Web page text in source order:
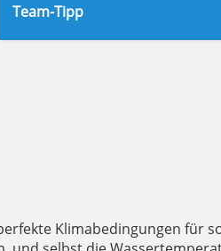
Team-Tipp
Klimabedingungen für